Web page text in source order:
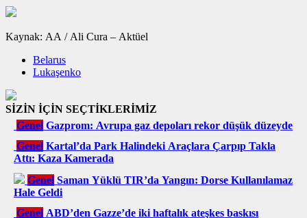
Kaynak: AA / Ali Cura – Aktüel
Belarus
Lukaşenko
SİZİN İÇİN SEÇTİKLERİMİZ
Genel Gazprom: Avrupa gaz depoları rekor düşük düzeyde
Genel Kartal’da Park Halindeki Araçlara Çarpıp Takla
Attı: Kaza Kamerada
Genel Saman Yüklü TIR’da Yangın: Dorse Kullanılamaz
Hale Geldi
Genel ABD’den Gazze’de iki haftalık ateşkes baskısı